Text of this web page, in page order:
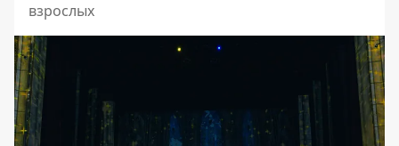
взрослых